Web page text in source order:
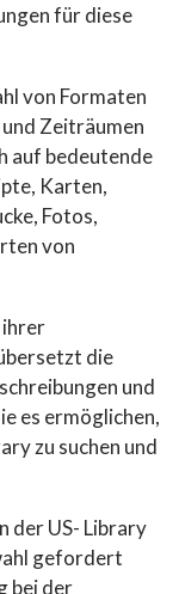
für diese
von Formaten
Zeiträumen
auf bedeutende
Karten,
Fotos,
von
ihrer
die
und
es ermöglichen,
zu suchen und
der US- Library
gefordert
bei der